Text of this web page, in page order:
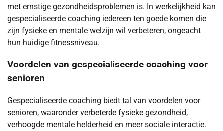
met ernstige gezondheidsproblemen is. In werkelijkheid kan
gespecialiseerde coaching iedereen ten goede komen die
zijn fysieke en mentale welzijn wil verbeteren, ongeacht
hun huidige fitnessniveau.
Voordelen van gespecialiseerde coaching voor
senioren
Gespecialiseerde coaching biedt tal van voordelen voor
senioren, waaronder verbeterde fysieke gezondheid,
verhoogde mentale helderheid en meer sociale interactie.